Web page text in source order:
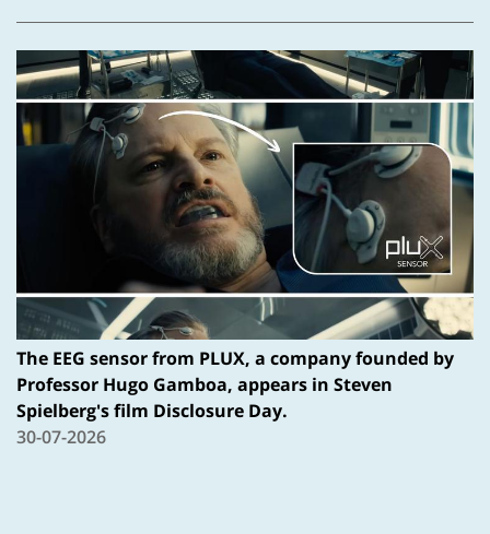
The EEG sensor from PLUX, a company founded by
Professor Hugo Gamboa, appears in Steven
Spielberg's film Disclosure Day.
30-07-2026